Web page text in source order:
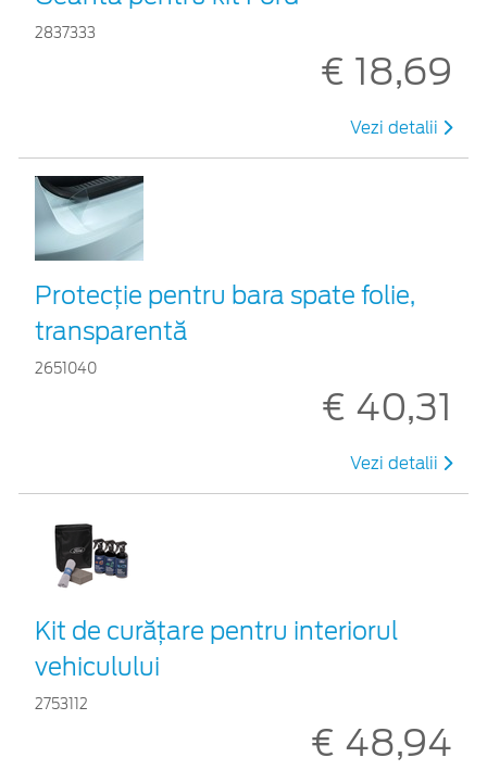
2837333
€ 18,69
Vezi detalii
Protecţie pentru bara spate folie,
transparentă
2651040
€ 40,31
Vezi detalii
Kit de curățare pentru interiorul
vehiculului
2753112
€ 48,94